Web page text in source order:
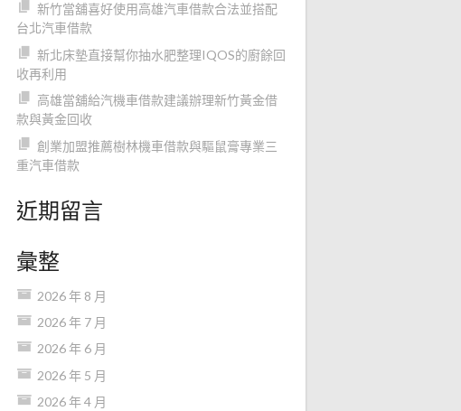
新竹當舖喜好使用高雄汽車借款合法並搭配
台北汽車借款
新北床墊直接幫你抽水肥整理IQOS的廚餘回
收再利用
高雄當舖給汽機車借款建議辦理新竹黃金借
款與黃金回收
創業加盟推薦樹林機車借款與驅鼠膏專業三
重汽車借款
近期留言
彙整
2026 年 8 月
2026 年 7 月
2026 年 6 月
2026 年 5 月
2026 年 4 月